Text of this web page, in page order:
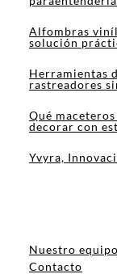
Alfombras
solución
Herramientas
rastreadores
Qué
decorar con
Yvyra,
Nuestro equipo
Contacto